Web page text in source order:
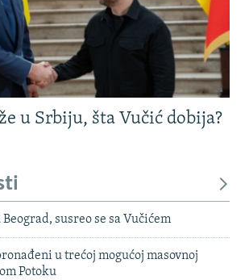
u Srbiju, šta Vučić dobija?
susreo se sa Vučićem
u trećoj mogućoj masovnoj
Potoku